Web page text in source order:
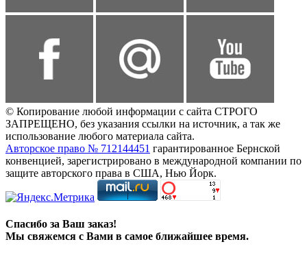
© Копирование любой информации с сайта СТРОГО
ЗАПРЕЩЕНО, без указания ссылки на источник, а так же
использование любого материала сайта.
Авторское право № 712144451 гарантированное Бернской
конвенцией, зарегистрировано в международной компании по
защите авторского права в США, Нью Йорк.
Спасибо за Ваш заказ!
Мы свяжемся с Вами в самое ближайшее время.